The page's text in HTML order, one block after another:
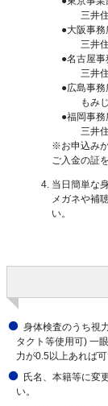
三井住友
●大阪事務
三井住友
●名古屋事
三井住友
●広島事務
もみじ銀
●福岡事務
三井住友
※お申込み
ご入金の証
当日簡単な
メガネや補
い。
身体検査のうち視
タクト等使用可) 一
力が0.5以上あれば可
氏名、本籍等に変
い。